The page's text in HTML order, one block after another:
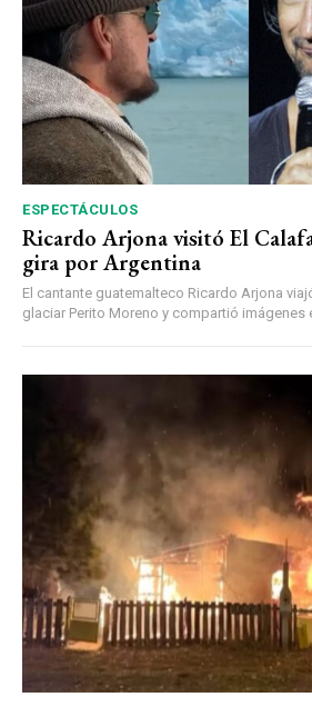
ESPECTÁCULOS
Ricardo Arjona visitó El
gira por Argentina
El cantante guatemalteco Ricardo Arjona
glaciar Perito Moreno y compartió imágenes